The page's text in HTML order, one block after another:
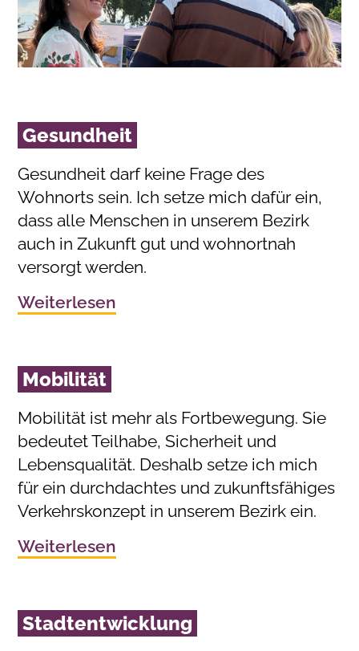
Gesundheit
Gesundheit darf keine Frage des
Wohnorts sein. Ich setze mich dafür ein,
dass alle Menschen in unserem Bezirk
auch in Zukunft gut und wohnortnah
versorgt werden.
Weiterlesen
Mobilität
Mobilität ist mehr als Fortbewegung. Sie
bedeutet Teilhabe, Sicherheit und
Lebensqualität. Deshalb setze ich mich
für ein durchdachtes und zukunftsfähiges
Verkehrskonzept in unserem Bezirk ein.
Weiterlesen
Stadtentwicklung